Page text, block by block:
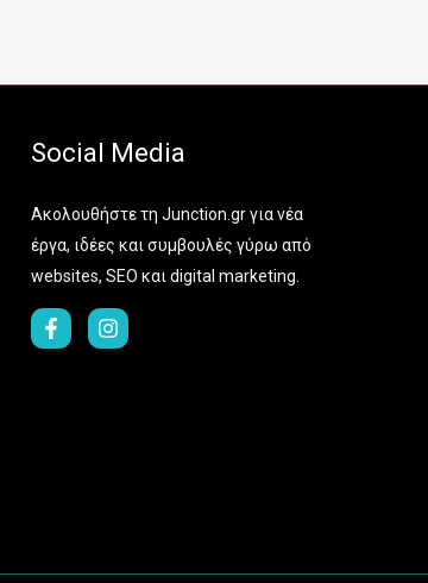
Social Media
Ακολουθήστε τη Junction.gr για νέα
έργα, ιδέες και συμβουλές γύρω από
websites, SEO και digital marketing.